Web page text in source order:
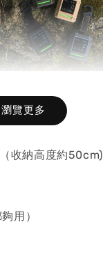
碳 溫濕度偵測器
瀏覽更多
收納高度約50cm)
用）